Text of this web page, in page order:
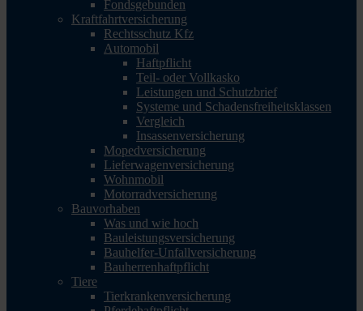
Fondsgebunden
Kraftfahrtversicherung
Rechtsschutz Kfz
Automobil
Haftpflicht
Teil- oder Vollkasko
Leistungen und Schutzbrief
Systeme und Schadensfreiheitsklassen
Vergleich
Insassenversicherung
Mopedversicherung
Lieferwagenversicherung
Wohnmobil
Motorradversicherung
Bauvorhaben
Was und wie hoch
Bauleistungsversicherung
Bauhelfer-Unfallversicherung
Bauherrenhaftpflicht
Tiere
Tierkrankenversicherung